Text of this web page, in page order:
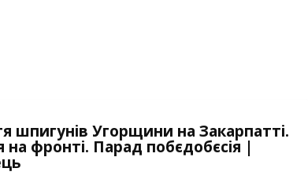
шпигунів Угорщини на Закарпатті.
на фронті. Парад побєдобєсія |